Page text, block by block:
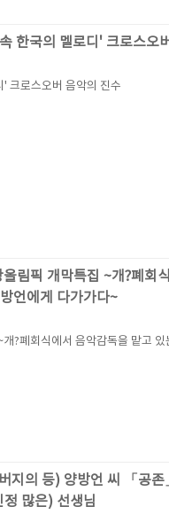
한국의 멜로디' 크로스오
크로스오버 음악의 진수
림픽 개막특집 ~개?폐회
언에게 다가가다~
?폐회식에서 음악감독을 맡고
지의 등) 양방언 씨 「공
많은) 선생님